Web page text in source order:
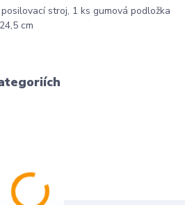
stroj, 1 ks gumová podložka
cm